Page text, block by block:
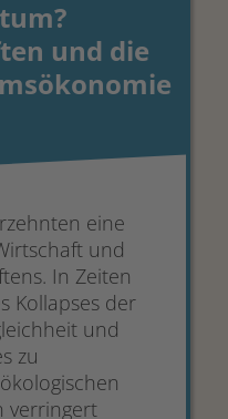
und die
eine
und
In Zeiten
Kollapses der
und
zu
verringert